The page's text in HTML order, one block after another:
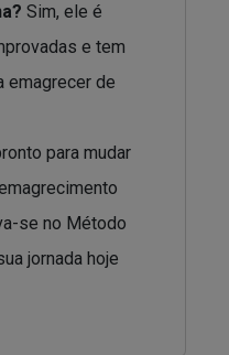
Sim, ele é
e tem
emagrecer de
para mudar
se no Método
jornada hoje